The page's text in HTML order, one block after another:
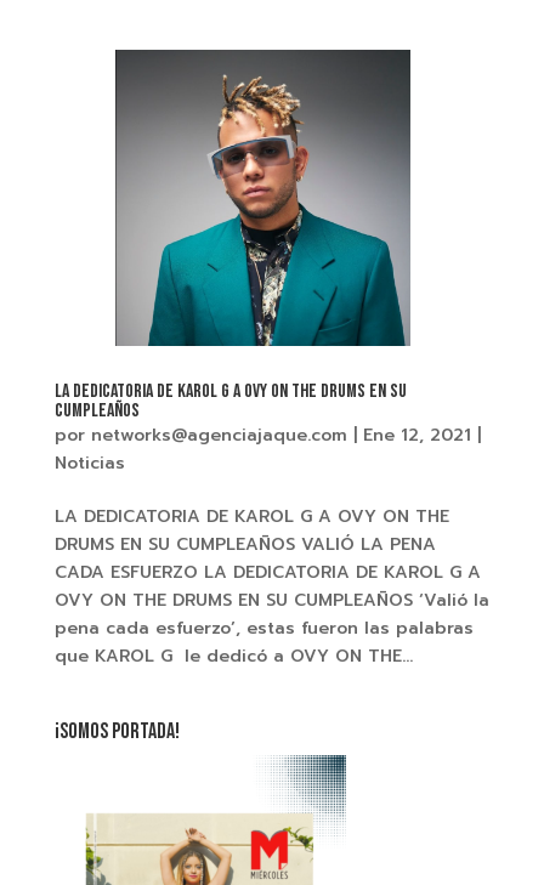
LA DEDICATORIA DE KAROL G A OVY ON THE DRUMS EN SU
CUMPLEAÑOS
por networks@agenciajaque.com | Ene 12, 2021 |
Noticias
LA DEDICATORIA DE KAROL G A OVY ON THE
DRUMS EN SU CUMPLEAÑOS VALIÓ LA PENA
CADA ESFUERZO LA DEDICATORIA DE KAROL G A
OVY ON THE DRUMS EN SU CUMPLEAÑOS ‘Valió la
pena cada esfuerzo’, estas fueron las palabras
que KAROL G le dedicó a OVY ON THE...
¡SOMOS PORTADA!